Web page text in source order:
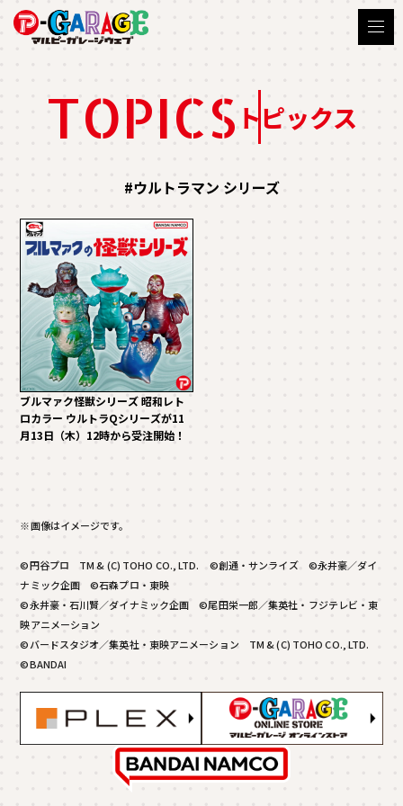
TOPICS トピックス
#ウルトラマン シリーズ
ブルマァク怪獣シリーズ 昭和レト
ロカラー ウルトラQシリーズが11
月13日（木）12時から受注開始！
※画像はイメージです。
©円谷プロ TM & (C) TOHO CO., LTD. ©創通・サンライズ ©永井豪／ダイ
ナミック企画 ©石森プロ・東映
©永井豪・石川賢／ダイナミック企画 ©尾田栄一郎／集英社・フジテレビ・東
映アニメーション
©バードスタジオ／集英社・東映アニメーション TM & (C) TOHO CO., LTD.
©BANDAI